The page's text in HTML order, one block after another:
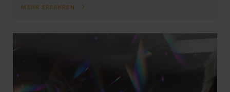
MEHR ERFAHREN